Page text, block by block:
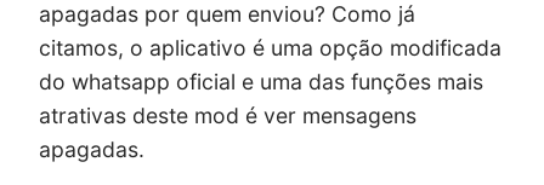
apagadas por quem enviou? Como já
citamos, o aplicativo é uma opção modificada
do whatsapp oficial e uma das funções mais
atrativas deste mod é ver mensagens
apagadas.